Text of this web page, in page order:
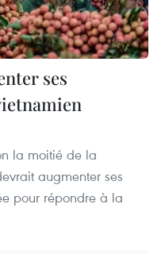
ses
la moitié de la
augmenter ses
pour répondre à la